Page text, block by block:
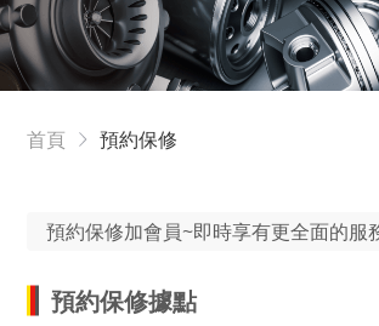
首頁 預約保修
預約保修加會員~即時享有更全面的服
預約保修據點